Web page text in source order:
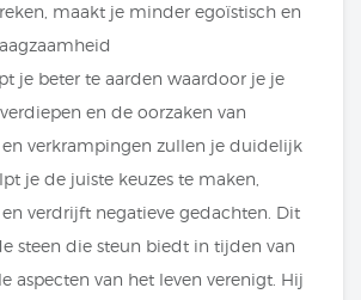
maakt je minder egoïstisch en
je beter te aarden waardoor je je
en de oorzaken van
en verkrampingen zullen je duidelijk
je de juiste keuzes te maken,
verdrijft negatieve gedachten. Dit
steen die steun biedt in tijden van
aspecten van het leven verenigt. Hij